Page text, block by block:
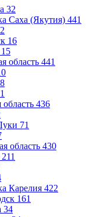
32
Саха (Якутия) 441
16
15
область 441
8
1
область 436
71
область 430
211
Карелия 422
161
34